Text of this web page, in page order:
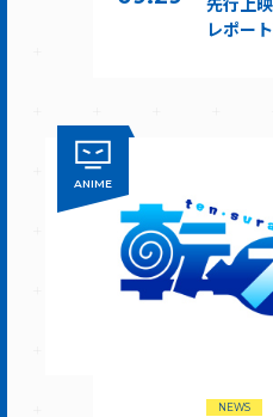
レポー
ANIME
NEWS